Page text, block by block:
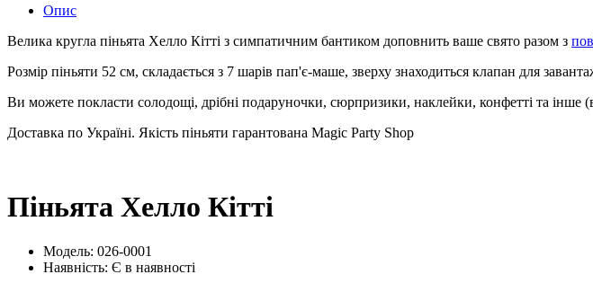
Опис
Велика кругла піньята Хелло Кітті з симпатичним бантиком доповнить ваше свято разом з
Розмір піньяти 52 см, складається з 7 шарів пап'є-маше, зверху знаходиться клапан для
Ви можете покласти солодощі, дрібні подаруночки, сюрпризики, наклейки, конфетті та інше
Доставка по Україні. Якість піньяти гарантована Magic Party Shop
Піньята Хелло Кітті
Модель: 026-0001
Наявність: Є в наявності